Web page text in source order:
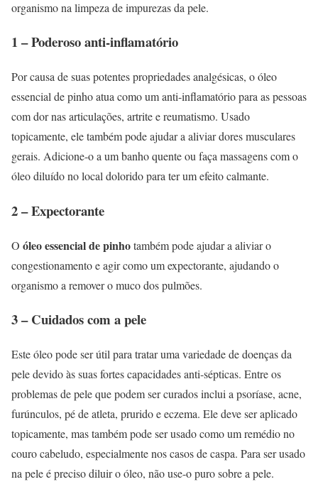
organismo na limpeza de impurezas da pele.
1 – Poderoso anti-inflamatório
Por causa de suas potentes propriedades analgésicas, o óleo
essencial de pinho atua como um anti-inflamatório para as pessoas
com dor nas articulações, artrite e reumatismo. Usado
topicamente, ele também pode ajudar a aliviar dores musculares
gerais. Adicione-o a um banho quente ou faça massagens com o
óleo diluído no local dolorido para ter um efeito calmante.
2 – Expectorante
O óleo essencial de pinhotambém pode ajudar a aliviar o
congestionamento e agir como um expectorante, ajudando o
organismo a remover o muco dos pulmões.
3 – Cuidados com a pele
Este óleo pode ser útil para tratar uma variedade de doenças da
pele devido às suas fortes capacidades anti-sépticas. Entre os
problemas de pele que podem ser curados inclui a psoríase, acne,
furúnculos, pé de atleta, prurido e eczema. Ele deve ser aplicado
topicamente, mas também pode ser usado como um remédio no
couro cabeludo, especialmente nos casos de caspa. Para ser usado
na pele é preciso diluir o óleo, não use-o puro sobre a pele.